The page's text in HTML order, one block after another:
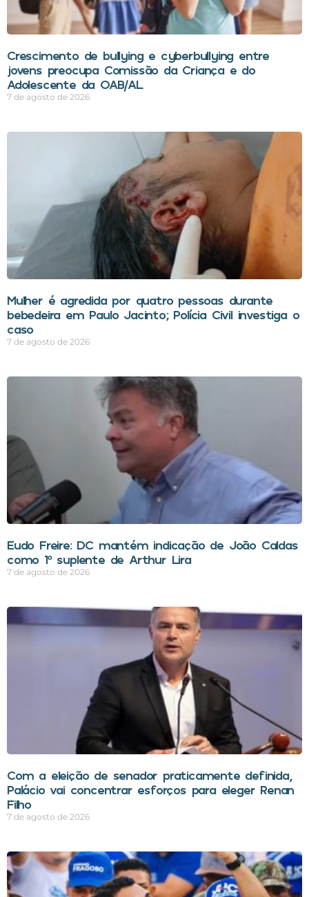
Crescimento de bullying e cyberbullying entre
jovens preocupa Comissão da Criança e do
Adolescente da OAB/AL
7 de agosto de 2026
Mulher é agredida por quatro pessoas durante
bebedeira em Paulo Jacinto; Polícia Civil investiga o
caso
7 de agosto de 2026
Eudo Freire: DC mantém indicação de João Caldas
como 1º suplente de Arthur Lira
7 de agosto de 2026
Com a eleição de senador praticamente definida,
Palácio vai concentrar esforços para eleger Renan
Filho
7 de agosto de 2026